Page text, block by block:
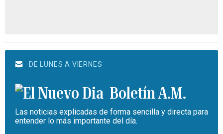
DE LUNES A VIERNES
Boletín A.M.
Las noticias explicadas de forma sencilla y directa para
entender lo más importante del día.